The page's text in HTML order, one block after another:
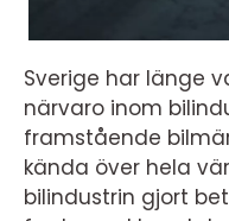
Sverige har länge
närvaro inom
framstående
kända över hela
bilindustrin gjort